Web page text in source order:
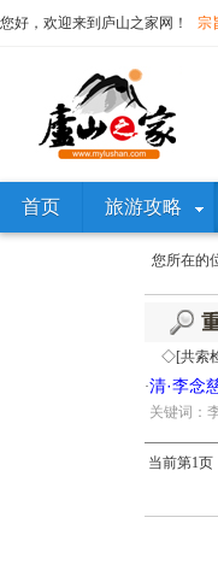
您好，欢迎来到庐山之家网！ 宗
首页 旅游攻略
您所在的
◇[共索
·清·李念
关键词：
当前第1